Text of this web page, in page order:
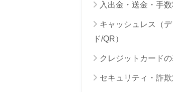
入出金・送金・手
キャッシュレス（
ド/QR）
クレジットカード
セキュリティ・詐